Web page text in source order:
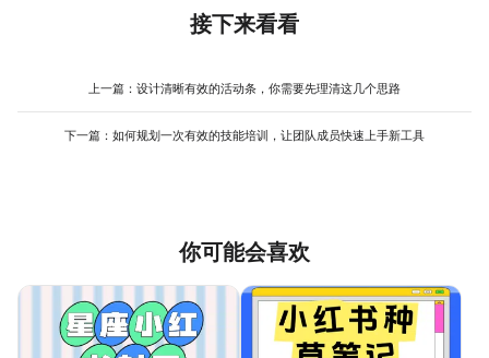
字体和素材库也能为你的初期探索提供不少灵感，简化设计过程。
优先级和营销节奏分批创建。关键在于，所有这些模板必须共享同
牌的发展和营销需求的变化而不断补充和优化。
更换主视觉的构图和角度，使用不同类型的图片（如产品平铺图、
模特场景图、细节材质图）来填充模板的图片区域，视觉感受会截
其位置、透明度或组合方式，也能带来新鲜感。最后，文案的排版
格来营造变化。记住，好的男装品牌营销模板是一个可靠的舞台，
接下来看看
上一篇： 设计清晰有效的活动条，你需要先理清这几个思路
下一篇： 如何规划一次有效的技能培训，让团队成员快速上手新工具
你可能会喜欢